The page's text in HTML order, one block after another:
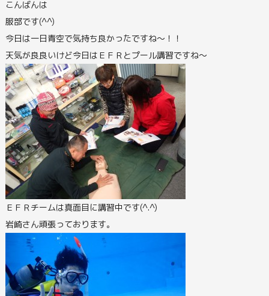
こんばんは
服部です(^^)
今日は一日青空で気持ち良かったですね～！！
天気が良良いけど今日はＥＦＲとプール講習ですね～
ＥＦＲチームは真面目に講習中です(^.^)
岩崎さん頑張っております。